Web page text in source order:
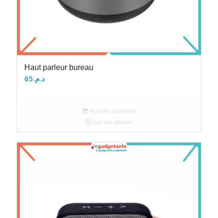
Haut parleur bureau
د.م.65
Ajouter au panier
Voir les détails